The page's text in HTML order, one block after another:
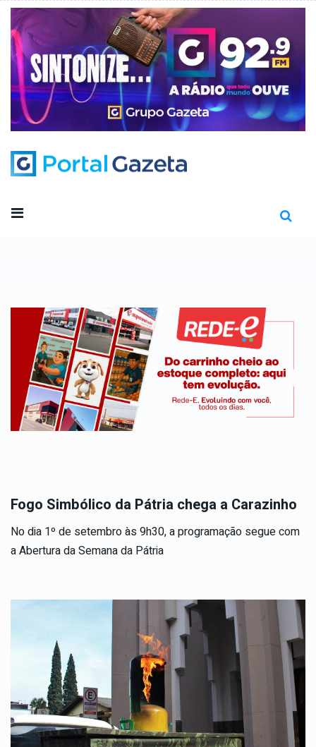
Fogo Simbólico da Pátria chega a Carazinho
No dia 1º de setembro às 9h30, a programação segue com
a Abertura da Semana da Pátria